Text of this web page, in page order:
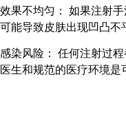
效果不均匀： 如果注射
可能导致皮肤出现凹凸不
感染风险： 任何注射过
医生和规范的医疗环境是